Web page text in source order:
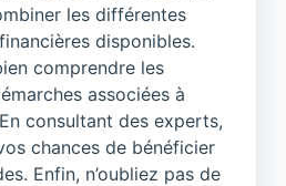
les différentes
disponibles.
comprendre les
associées à
consultant des experts,
chances de bénéficier
Enfin, n’oubliez pas de